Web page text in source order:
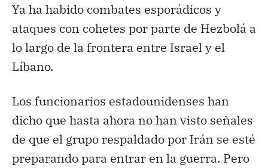
Ya ha habido combates esporádicos y
ataques con cohetes por parte de Hezbolá a
lo largo de la frontera entre Israel y el
Líbano.
Los funcionarios estadounidenses han
dicho que hasta ahora no han visto señales
de que el grupo respaldado por Irán se esté
preparando para entrar en la guerra. Pero